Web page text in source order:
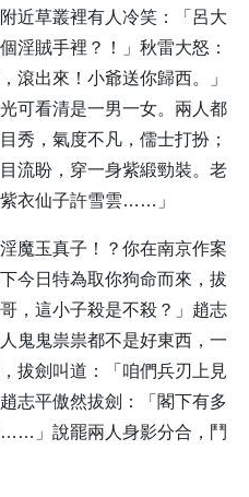
近草叢裡有人冷笑：「呂大
淫賊手裡？！」秋雷大怒：
滾出來！小爺送你歸西。」
可看清是一男一女。兩人都
秀，氣度不凡，儒士打扮；
流盼，穿一身紫緞勁裝。老
衣仙子許雪雲……」
魔玉真子！？你在南京作案
今日特為取你狗命而來，拔
，這小子殺是不殺？」趙志
鬼鬼祟祟都不是好東西，一
拔劍叫道：「咱們兵刃上見
志平傲然拔劍：「閣下有多
」說罷兩人身影分合，鬥